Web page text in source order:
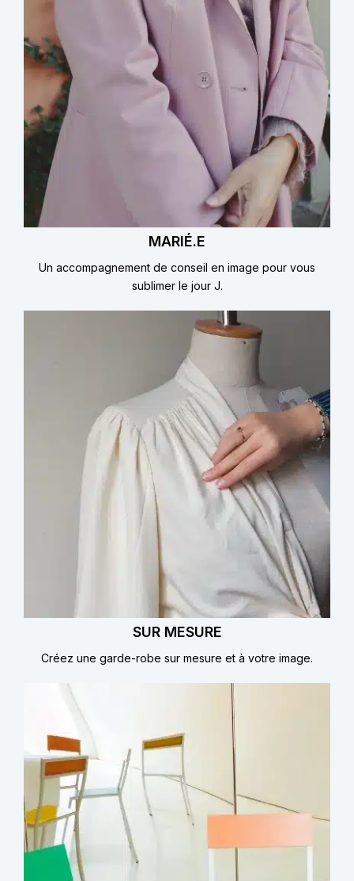
MARIÉ.E
Un accompagnement de conseil en image pour vous
sublimer le jour J.
SUR MESURE
Créez une garde-robe sur mesure et à votre image.